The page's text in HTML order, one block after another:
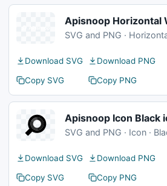
Apisnoop Horizontal
SVG and PNG ·
Download SVG
Download PNG
Copy SVG
Copy PNG
Apisnoop Icon Black
SVG and PNG · Icon ·
Download SVG
Download PNG
Copy SVG
Copy PNG